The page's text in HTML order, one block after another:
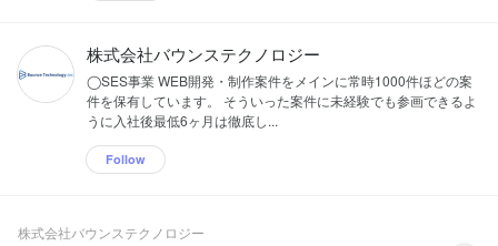
株式会社バウンステクノロジー
◯SES事業 WEB開発・制作案件をメインに常時1000件ほどの案
件を保有しています。 そういった案件に未経験でも参画できるよ
うに入社後最低6ヶ月は徹底し...
Follow
株式会社バウンステクノロジー